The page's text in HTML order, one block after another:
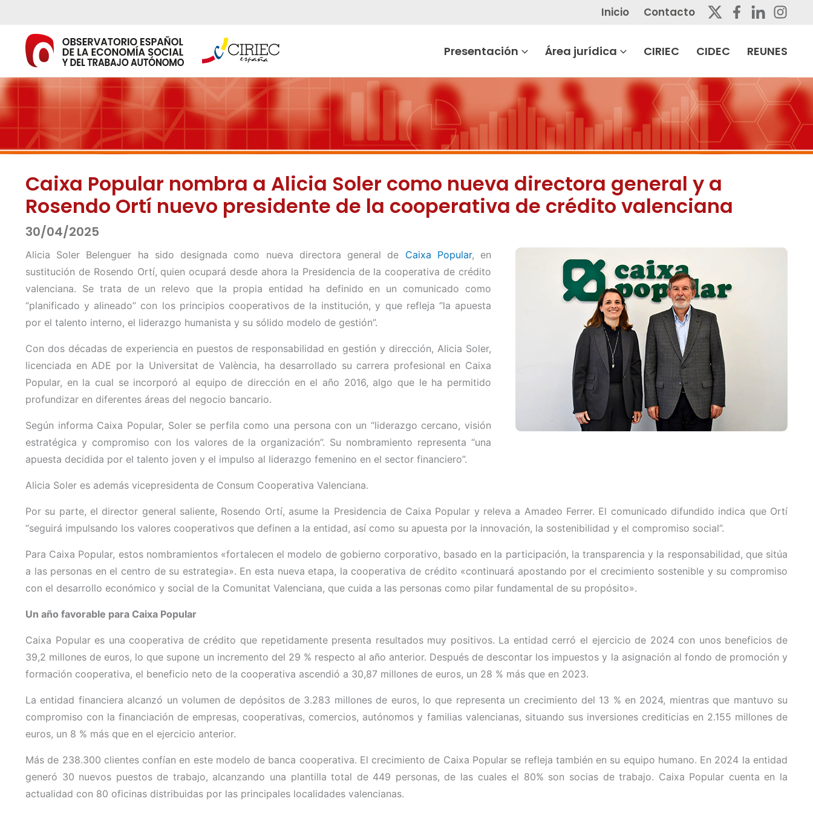
contenido
Inicio Contacto
Presentación Área jurídica CIRIEC CIDEC REUNES
Caixa Popular nombra a Alicia Soler como nueva directora general y a
Rosendo Ortí nuevo presidente de la cooperativa de crédito valenciana
30/04/2025
Alicia Soler Belenguer ha sido designada como nueva directora general de Caixa Popular, en
sustitución de Rosendo Ortí, quien ocupará desde ahora la Presidencia de la cooperativa de crédito
valenciana. Se trata de un relevo que la propia entidad ha definido en un comunicado como
“planificado y alineado” con los principios cooperativos de la institución, y que refleja “la apuesta
por el talento interno, el liderazgo humanista y su sólido modelo de gestión”.
Con dos décadas de experiencia en puestos de responsabilidad en gestión y dirección, Alicia Soler,
licenciada en ADE por la Universitat de València, ha desarrollado su carrera profesional en Caixa
Popular, en la cual se incorporó al equipo de dirección en el año 2016, algo que le ha permitido
profundizar en diferentes áreas del negocio bancario.
Según informa Caixa Popular, Soler se perfila como una persona con un “liderazgo cercano, visión
estratégica y compromiso con los valores de la organización”. Su nombramiento representa “una
apuesta decidida por el talento joven y el impulso al liderazgo femenino en el sector financiero”.
Alicia Soler es además vicepresidenta de Consum Cooperativa Valenciana.
Por su parte, el director general saliente, Rosendo Ortí, asume la Presidencia de Caixa Popular y releva a Amadeo Ferrer. El comunicado difundido indica que Ortí
“seguirá impulsando los valores cooperativos que definen a la entidad, así como su apuesta por la innovación, la sostenibilidad y el compromiso social”.
Para Caixa Popular, estos nombramientos «fortalecen el modelo de gobierno corporativo, basado en la participación, la transparencia y la responsabilidad, que sitúa
a las personas en el centro de su estrategia». En esta nueva etapa, la cooperativa de crédito «continuará apostando por el crecimiento sostenible y su compromiso
con el desarrollo económico y social de la Comunitat Valenciana, que cuida a las personas como pilar fundamental de su propósito».
Un año favorable para Caixa Popular
Caixa Popular es una cooperativa de crédito que repetidamente presenta resultados muy positivos. La entidad cerró el ejercicio de 2024 con unos beneficios de
39,2 millones de euros, lo que supone un incremento del 29 % respecto al año anterior. Después de descontar los impuestos y la asignación al fondo de promoción y
formación cooperativa, el beneficio neto de la cooperativa ascendió a 30,87 millones de euros, un 28 % más que en 2023.
La entidad financiera alcanzó un volumen de depósitos de 3.283 millones de euros, lo que representa un crecimiento del 13 % en 2024, mientras que mantuvo su
compromiso con la financiación de empresas, cooperativas, comercios, autónomos y familias valencianas, situando sus inversiones crediticias en 2.155 millones de
euros, un 8 % más que en el ejercicio anterior.
Más de 238.300 clientes confían en este modelo de banca cooperativa. El crecimiento de Caixa Popular se refleja también en su equipo humano. En 2024 la entidad
generó 30 nuevos puestos de trabajo, alcanzando una plantilla total de 449 personas, de las cuales el 80% son socias de trabajo. Caixa Popular cuenta en la
actualidad con 80 oficinas distribuidas por las principales localidades valencianas.